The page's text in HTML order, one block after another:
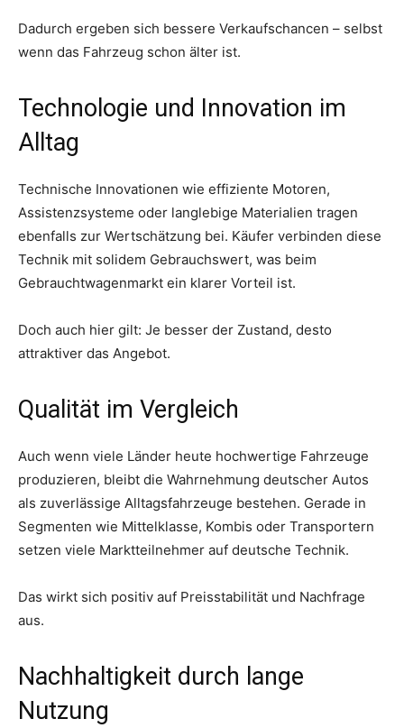
Dadurch ergeben sich bessere Verkaufschancen – selbst
wenn das Fahrzeug schon älter ist.
Technologie und Innovation im
Alltag
Technische Innovationen wie effiziente Motoren,
Assistenzsysteme oder langlebige Materialien tragen
ebenfalls zur Wertschätzung bei. Käufer verbinden diese
Technik mit solidem Gebrauchswert, was beim
Gebrauchtwagenmarkt ein klarer Vorteil ist.
Doch auch hier gilt: Je besser der Zustand, desto
attraktiver das Angebot.
Qualität im Vergleich
Auch wenn viele Länder heute hochwertige Fahrzeuge
produzieren, bleibt die Wahrnehmung deutscher Autos
als zuverlässige Alltagsfahrzeuge bestehen. Gerade in
Segmenten wie Mittelklasse, Kombis oder Transportern
setzen viele Marktteilnehmer auf deutsche Technik.
Das wirkt sich positiv auf Preisstabilität und Nachfrage
aus.
Nachhaltigkeit durch lange
Nutzung